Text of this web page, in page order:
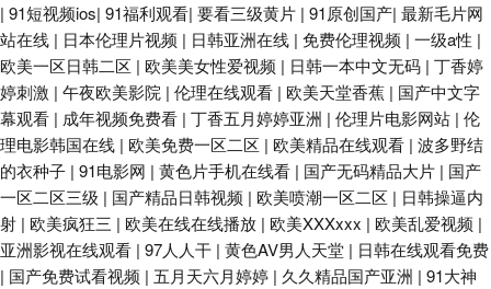
| 91短视频ios| 91福利观看| 要看三级黄片 | 91原创国产| 最新毛片网
站在线 | 日本伦理片视频 | 日韩亚洲在线 | 免费伦理视频 | 一级a性 |
欧美一区日韩二区 | 欧美美女性爱视频 | 日韩一本中文无码 | 丁香婷
婷刺激 | 午夜欧美影院 | 伦理在线观看 | 欧美天堂香蕉 | 国产中文字
幕观看 | 成年视频免费看 | 丁香五月婷婷亚洲 | 伦理片电影网站 | 伦
理电影韩国在线 | 欧美免费一区二区 | 欧美精品在线观看 | 波多野结
的衣种子 | 91电影网 | 黄色片手机在线看 | 国产无码精品大片 | 国产
一区二区三级 | 国产精品日韩视频 | 欧美喷潮一区二区 | 日韩操逼内
射 | 欧美疯狂三 | 欧美在线在线播放 | 欧美XXXxxx | 欧美乱爱视频 |
亚洲影视在线观看 | 97人人干 | 黄色AV男人天堂 | 日韩在线观看免费
| 国产免费试看视频 | 五月天六月婷婷 | 久久精品国产亚洲 | 91大神